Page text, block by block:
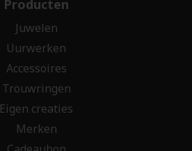
Producten
Juwelen
Uurwerken
Accessoires
Trouwringen
Eigen creaties
Merken